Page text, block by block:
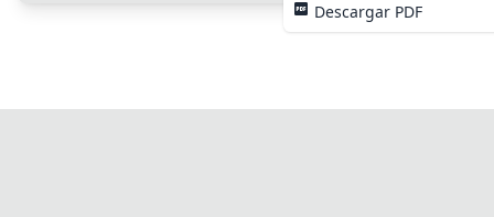
Descargar PDF